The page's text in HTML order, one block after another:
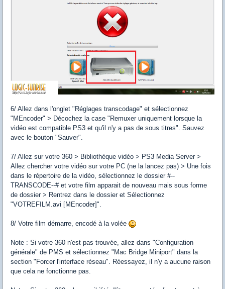
6/ Allez dans l'onglet "Réglages transcodage" et sélectionnez
"MEncoder" > Décochez la case "Remuxer uniquement lorsque la
vidéo est compatible PS3 et qu'il n'y a pas de sous titres". Sauvez
avec le bouton "Sauver".
7/ Allez sur votre 360 > Bibliothèque vidéo > PS3 Media Server >
Allez chercher votre vidéo sur votre PC (ne la lancez pas) > Une fois
dans le répertoire de la vidéo, sélectionnez le dossier #--
TRANSCODE--# et votre film apparait de nouveau mais sous forme
de dossier > Rentrez dans le dossier et Sélectionnez
"VOTREFILM.avi [MEncoder]".
8/ Votre film démarre, encodé à la volée
Note : Si votre 360 n'est pas trouvée, allez dans "Configuration
générale" de PMS et sélectionnez "Mac Bridge Miniport" dans la
section "Forcer l'interface réseau". Réessayez, il n'y a aucune raison
que cela ne fonctionne pas.